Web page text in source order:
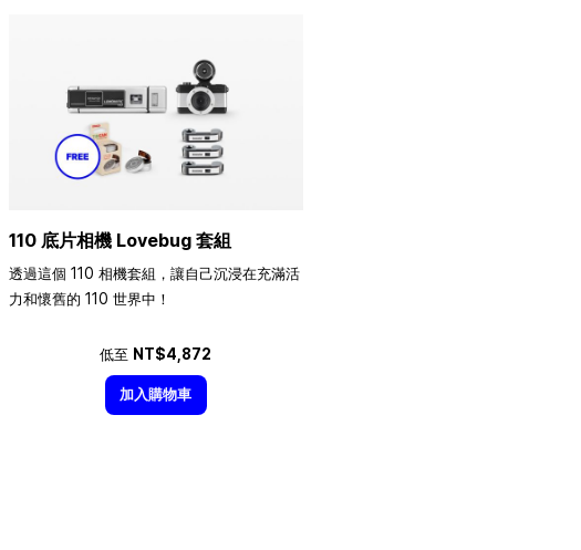
110 底片相機 Lovebug 套組
透過這個 110 相機套組，讓自己沉浸在充滿活
力和懷舊的 110 世界中！
低至 NT$4,872
加入購物車